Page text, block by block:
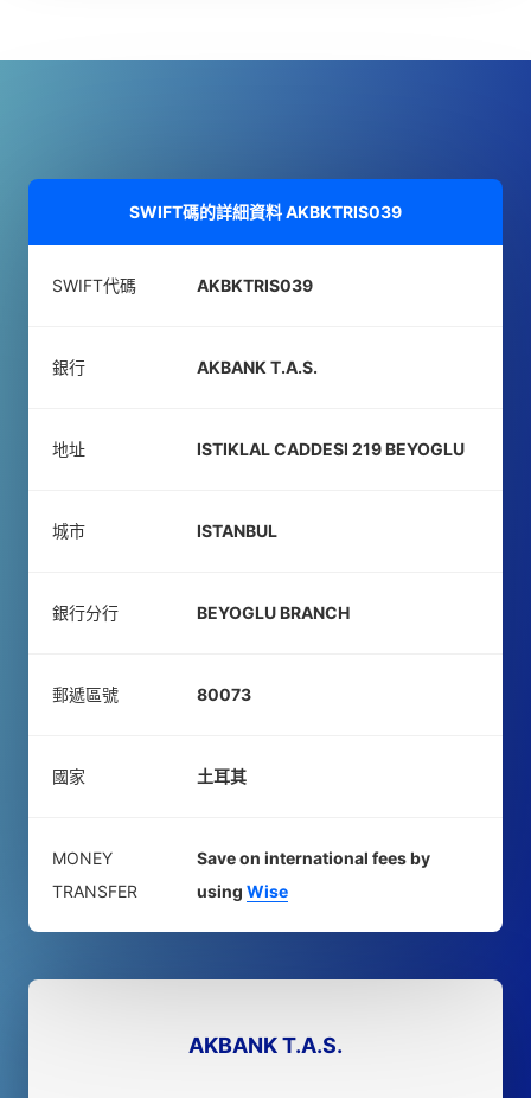
SWIFT碼的詳細資料AKBKTRIS039
SWIFT代碼 AKBKTRIS039
銀行 AKBANK T.A.S.
地址 ISTIKLAL CADDESI 219 BEYOGLU
城市 ISTANBUL
銀行分行 BEYOGLU BRANCH
郵遞區號 80073
國家 土耳其
MONEY
TRANSFER
Save on international fees by
using Wise
AKBANK T.A.S.